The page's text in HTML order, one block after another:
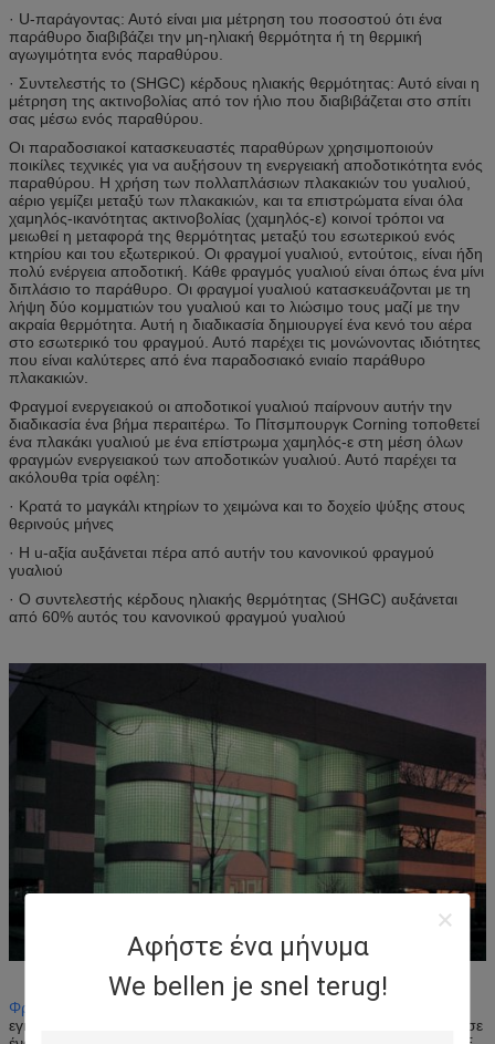
Αφήστε ένα μήνυμα
We bellen je snel terug!
· U-παράγοντας: Αυτό είναι μια μέτρηση του ποσοστού ότι ένα
παράθυρο διαβιβάζει την μη-ηλιακή θερμότητα ή τη θερμική
αγωγιμότητα ενός παραθύρου.
· Συντελεστής το (SHGC) κέρδους ηλιακής θερμότητας: Αυτό είναι η
μέτρηση της ακτινοβολίας από τον ήλιο που διαβιβάζεται στο σπίτι
σας μέσω ενός παραθύρου.
Οι παραδοσιακοί κατασκευαστές παραθύρων χρησιμοποιούν
ποικίλες τεχνικές για να αυξήσουν τη ενεργειακή αποδοτικότητα ενός
παραθύρου. Η χρήση των πολλαπλάσιων πλακακιών του γυαλιού,
αέριο γεμίζει μεταξύ των πλακακιών, και τα επιστρώματα είναι όλα
χαμηλός-ικανότητας ακτινοβολίας (χαμηλός-ε) κοινοί τρόποι να
μειωθεί η μεταφορά της θερμότητας μεταξύ του εσωτερικού ενός
κτηρίου και του εξωτερικού. Οι φραγμοί γυαλιού, εντούτοις, είναι ήδη
πολύ ενέργεια αποδοτική. Κάθε φραγμός γυαλιού είναι όπως ένα μίνι
διπλάσιο το παράθυρο. Οι φραγμοί γυαλιού κατασκευάζονται με τη
λήψη δύο κομματιών του γυαλιού και το λιώσιμο τους μαζί με την
ακραία θερμότητα. Αυτή η διαδικασία δημιουργεί ένα κενό του αέρα
στο εσωτερικό του φραγμού. Αυτό παρέχει τις μονώνοντας ιδιότητες
που είναι καλύτερες από ένα παραδοσιακό ενιαίο παράθυρο
πλακακιών.
Φραγμοί ενεργειακού οι αποδοτικοί γυαλιού παίρνουν αυτήν την
διαδικασία ένα βήμα περαιτέρω. Το Πίτσμπουργκ Corning τοποθετεί
ένα πλακάκι γυαλιού με ένα επίστρωμα χαμηλός-ε στη μέση όλων
φραγμών ενεργειακού των αποδοτικών γυαλιού. Αυτό παρέχει τα
ακόλουθα τρία οφέλη:
· Κρατά το μαγκάλι κτηρίων το χειμώνα και το δοχείο ψύξης στους
θερινούς μήνες
· Η u-αξία αυξάνεται πέρα από αυτήν του κανονικού φραγμού
γυαλιού
· Ο συντελεστής κέρδους ηλιακής θερμότητας (SHGC) αυξάνεται
από 60% αυτός του κανονικού φραγμού γυαλιού
Φραγμοί ενεργειακού οι αποδοτικοί γυαλιού
εγκατασταθούν με τον έναν από δύο τρόπους. Εγκαθίστανται είτε σε